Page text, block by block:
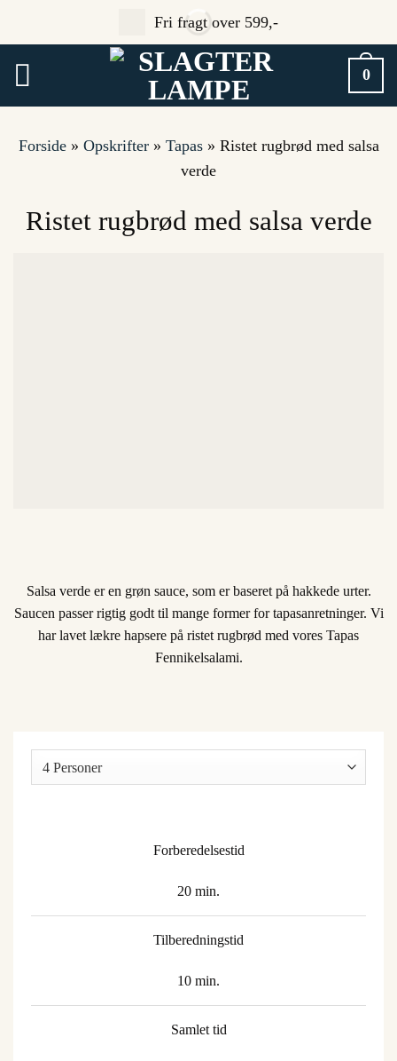
Fri fragt over 599,-
0
Forside» Opskrifter» Tapas» Ristet rugbrød med salsa
verde
Ristet rugbrød med salsa verde
Salsa verde er en grøn sauce, som er baseret på hakkede urter.
Saucen passer rigtig godt til mange former for tapasanretninger. Vi
har lavet lækre hapsere på ristet rugbrød med vores Tapas
Fennikelsalami.
Forberedelsestid
20 min.
Tilberedningstid
10 min.
Samlet tid